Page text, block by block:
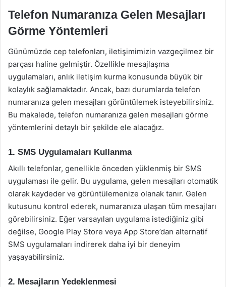
Telefon Numaranıza Gelen Mesajları
Görme Yöntemleri
Günümüzde cep telefonları, iletişimimizin vazgeçilmez bir
parçası haline gelmiştir. Özellikle mesajlaşma
uygulamaları, anlık iletişim kurma konusunda büyük bir
kolaylık sağlamaktadır. Ancak, bazı durumlarda telefon
numaranıza gelen mesajları görüntülemek isteyebilirsiniz.
Bu makalede, telefon numaranıza gelen mesajları görme
yöntemlerini detaylı bir şekilde ele alacağız.
1. SMS Uygulamaları Kullanma
Akıllı telefonlar, genellikle önceden yüklenmiş bir SMS
uygulaması ile gelir. Bu uygulama, gelen mesajları otomatik
olarak kaydeder ve görüntülemenize olanak tanır. Gelen
kutusunu kontrol ederek, numaranıza ulaşan tüm mesajları
görebilirsiniz. Eğer varsayılan uygulama istediğiniz gibi
değilse, Google Play Store veya App Store’dan alternatif
SMS uygulamaları indirerek daha iyi bir deneyim
yaşayabilirsiniz.
2. Mesajların Yedeklenmesi